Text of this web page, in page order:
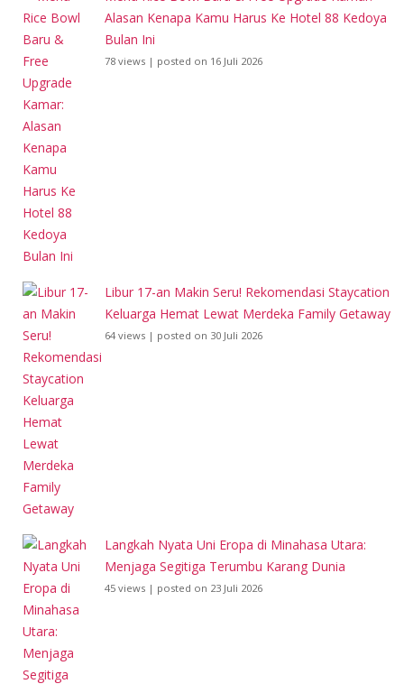
Alasan Kenapa Kamu Harus Ke Hotel 88 Kedoya
Bulan Ini
78 views | posted on 16 Juli 2026
Libur 17-an Makin Seru! Rekomendasi Staycation
Keluarga Hemat Lewat Merdeka Family Getaway
64 views | posted on 30 Juli 2026
Langkah Nyata Uni Eropa di Minahasa Utara:
Menjaga Segitiga Terumbu Karang Dunia
45 views | posted on 23 Juli 2026